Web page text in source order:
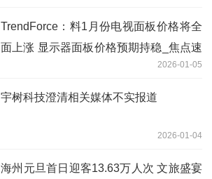
TrendForce：料1月份电视面板价格将全
面上涨 显示器面板价格预期持稳_焦点速
2026-01-05
宇树科技澄清相关媒体不实报道
2026-01-04
海州元旦首日迎客13.63万人次 文旅盛宴